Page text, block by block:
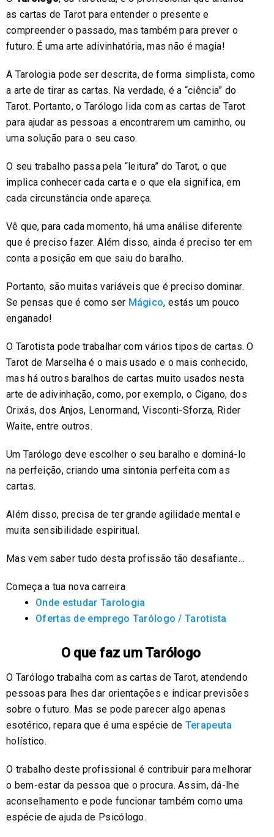
as cartas de Tarot para entender o presente e
compreender o passado, mas também para prever o
futuro. É uma arte adivinhatória, mas não é magia!
A Tarologia pode ser descrita, de forma simplista, como
a arte de tirar as cartas. Na verdade, é a “ciência” do
Tarot. Portanto, o Tarólogo lida com as cartas de Tarot
para ajudar as pessoas a encontrarem um caminho, ou
uma solução para o seu caso.
O seu trabalho passa pela “leitura” do Tarot, o que
implica conhecer cada carta e o que ela significa, em
cada circunstância onde apareça.
Vê que, para cada momento, há uma análise diferente
que é preciso fazer. Além disso, ainda é preciso ter em
conta a posição em que saiu do baralho.
Portanto, são muitas variáveis que é preciso dominar.
Se pensas que é como ser Mágico, estás um pouco
enganado!
O Tarotista pode trabalhar com vários tipos de cartas. O
Tarot de Marselha é o mais usado e o mais conhecido,
mas há outros baralhos de cartas muito usados nesta
arte de adivinhação, como, por exemplo, o Cigano, dos
Orixás, dos Anjos, Lenormand, Visconti-Sforza, Rider
Waite, entre outros.
Um Tarólogo deve escolher o seu baralho e dominá-lo
na perfeição, criando uma sintonia perfeita com as
cartas.
Além disso, precisa de ter grande agilidade mental e
muita sensibilidade espiritual.
Mas vem saber tudo desta profissão tão desafiante…
Começa a tua nova carreira
Onde estudar Tarologia
Ofertas de emprego Tarólogo / Tarotista
O que faz um Tarólogo
O Tarólogo trabalha com as cartas de Tarot, atendendo
pessoas para lhes dar orientações e indicar previsões
sobre o futuro. Mas se pode parecer algo apenas
esotérico, repara que é uma espécie de Terapeuta
holístico.
O trabalho deste profissional é contribuir para melhorar
o bem-estar da pessoa que o procura. Assim, dá-lhe
aconselhamento e pode funcionar também como uma
espécie de ajuda de Psicólogo.